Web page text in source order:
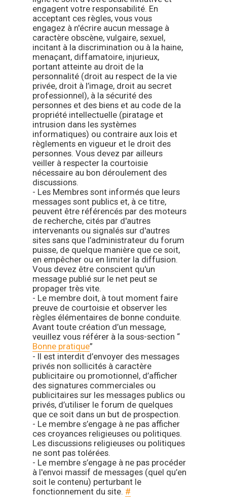
engagent votre responsabilité. En
acceptant ces règles, vous vous
engagez à n'écrire aucun message à
caractère obscène, vulgaire, sexuel,
incitant à la discrimination ou à la haine,
menaçant, diffamatoire, injurieux,
portant atteinte au droit de la
personnalité (droit au respect de la vie
privée, droit à l’image, droit au secret
professionnel), à la sécurité des
personnes et des biens et au code de la
propriété intellectuelle (piratage et
intrusion dans les systèmes
informatiques) ou contraire aux lois et
règlements en vigueur et le droit des
personnes. Vous devez par ailleurs
veiller à respecter la courtoisie
nécessaire au bon déroulement des
discussions.
- Les Membres sont informés que leurs
messages sont publics et, à ce titre,
peuvent être référencés par des moteurs
de recherche, cités par d'autres
intervenants ou signalés sur d'autres
sites sans que l’administrateur du forum
puisse, de quelque manière que ce soit,
en empêcher ou en limiter la diffusion.
Vous devez être conscient qu'un
message publié sur le net peut se
propager très vite.
- Le membre doit, à tout moment faire
preuve de courtoisie et observer les
règles élémentaires de bonne conduite.
Avant toute création d’un message,
veuillez vous référer à la sous-section “
Bonne pratique”
- Il est interdit d’envoyer des messages
privés non sollicités à caractère
publicitaire ou promotionnel, d’afficher
des signatures commerciales ou
publicitaires sur les messages publics ou
privés, d’utiliser le forum de quelques
que ce soit dans un but de prospection.
- Le membre s’engage à ne pas afficher
ces croyances religieuses ou politiques.
Les discussions religieuses ou politiques
ne sont pas tolérées.
- Le membre s’engage à ne pas procéder
à l'envoi massif de messages (quel qu’en
soit le contenu) perturbant le
fonctionnement du site. #